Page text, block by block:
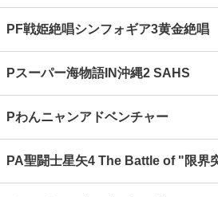
PF戦姫絶唱シンフォギア3黄金絶唱
Pスーパー海物語IN沖縄2 SAHS
Pわんニャンアドベンチャー
PA聖闘士星矢4 The Battle of "限界